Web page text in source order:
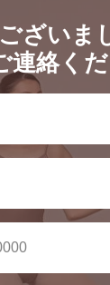
ざいま
連絡くだ